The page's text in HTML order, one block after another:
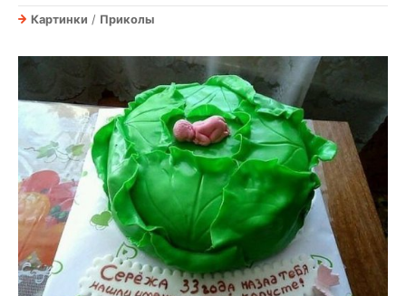
Картинки / Приколы